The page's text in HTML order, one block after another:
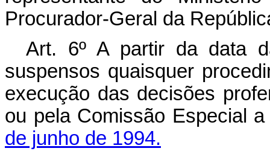
Procurador-Geral da
Art. 6º A partir da data
suspensos quaisquer
execução das decisões
ou pela Comissão Especial
de junho de 1994.